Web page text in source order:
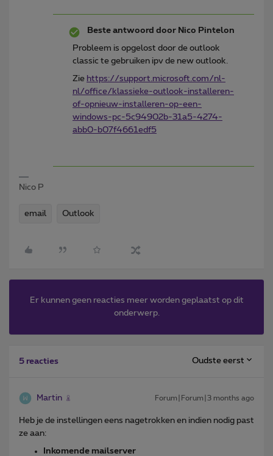
Beste antwoord door Nico Pintelon
Probleem is opgelost door de outlook
classic te gebruiken ipv de new outlook.
Zie https://support.microsoft.com/nl-
nl/office/klassieke-outlook-installeren-
of-opnieuw-installeren-op-een-
windows-pc-5c94902b-31a5-4274-
abb0-b07f4661edf5
Nico P
email Outlook
Er kunnen geen reacties meer worden geplaatst op dit
onderwerp.
5 reacties Oudste eerst
Martin Forum|Forum|3 months ago
Heb je de instellingen eens nagetrokken en indien nodig past
ze aan:
Inkomende mailserver